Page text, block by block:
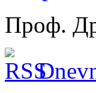
Проф.